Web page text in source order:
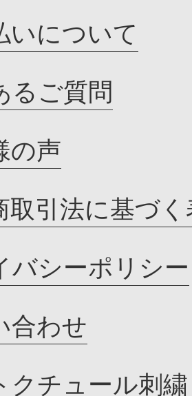
いについて
るご質問
の声
取引法に基づく
バシーポリシー
合わせ
クチュール刺